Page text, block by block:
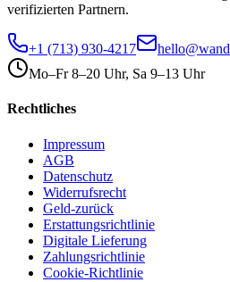
verifizierten Partnern.
+1 (713) 930-4217
Mo–Fr 8–20 Uhr, Sa 9–13 Uhr
Rechtliches
Impressum
AGB
Datenschutz
Widerrufsrecht
Geld-zurück
Erstattungsrichtlinie
Digitale Lieferung
Zahlungsrichtlinie
Cookie-Richtlinie